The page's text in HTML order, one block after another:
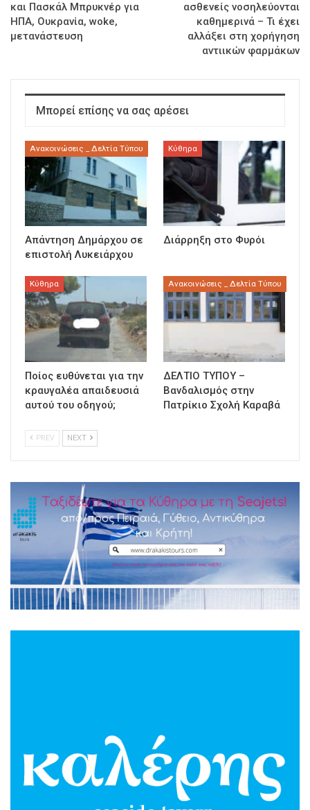
και Πασκάλ Μπρυκνέρ για
ΗΠΑ, Ουκρανία, woke,
μετανάστευση
ασθενείς νοσηλεύονται
καθημερινά – Τι έχει
αλλάξει στη χορήγηση
αντιικών φαρμάκων
Μπορεί επίσης να σας αρέσει
Ανακοινώσεις _ Δελτία Τύπου
Απάντηση Δημάρχου σε
επιστολή Λυκειάρχου
Κύθηρα
Διάρρηξη στο Φυρόι
Κύθηρα
Ποίος ευθύνεται για την
κραυγαλέα απαιδευσιά
αυτού του οδηγού;
Ανακοινώσεις _ Δελτία Τύπου
ΔΕΛΤΙΟ ΤΥΠΟΥ –
Βανδαλισμός στην
Πατρίκιο Σχολή Καραβά
PREV NEXT